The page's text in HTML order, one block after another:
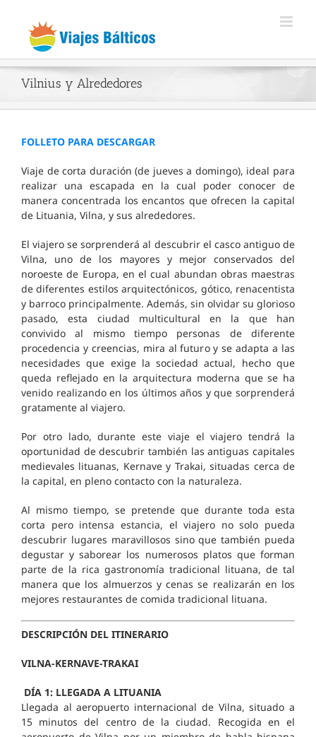
content
Vilnius y Alrededores
FOLLETO PARA DESCARGAR
Viaje de corta duración (de jueves a domingo), ideal para
realizar una escapada en la cual poder conocer de
manera concentrada los encantos que ofrecen la capital
de Lituania, Vilna, y sus alrededores.
El viajero se sorprenderá al descubrir el casco antiguo de
Vilna, uno de los mayores y mejor conservados del
noroeste de Europa, en el cual abundan obras maestras
de diferentes estilos arquitectónicos, gótico, renacentista
y barroco principalmente. Además, sin olvidar su glorioso
pasado, esta ciudad multicultural en la que han
convivido al mismo tiempo personas de diferente
procedencia y creencias, mira al futuro y se adapta a las
necesidades que exige la sociedad actual, hecho que
queda reflejado en la arquitectura moderna que se ha
venido realizando en los últimos años y que sorprenderá
gratamente al viajero.
Por otro lado, durante este viaje el viajero tendrá la
oportunidad de descubrir también las antiguas capitales
medievales lituanas, Kernave y Trakai, situadas cerca de
la capital, en pleno contacto con la naturaleza.
Al mismo tiempo, se pretende que durante toda esta
corta pero intensa estancia, el viajero no solo pueda
descubrir lugares maravillosos sino que también pueda
degustar y saborear los numerosos platos que forman
parte de la rica gastronomía tradicional lituana, de tal
manera que los almuerzos y cenas se realizarán en los
mejores restaurantes de comida tradicional lituana.
DESCRIPCIÓN DEL ITINERARIO
VILNA-KERNAVE-TRAKAI
DÍA 1: LLEGADA A LITUANIA
Llegada al aeropuerto internacional de Vilna, situado a
15 minutos del centro de la ciudad. Recogida en el